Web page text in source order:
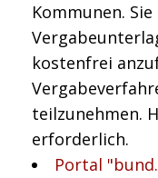
Kommunen.
kostenfrei
teilzunehmen.
erforderlich.
Portal